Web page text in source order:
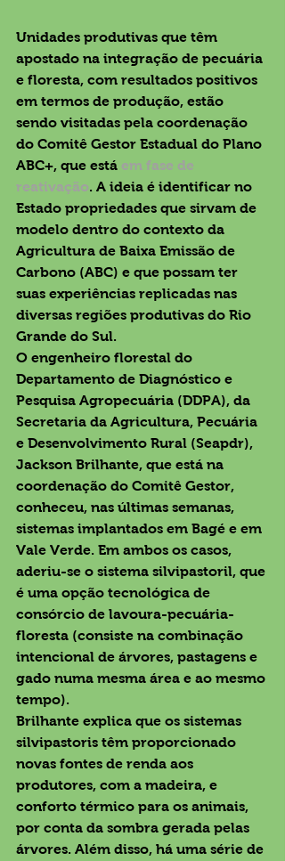
Unidades produtivas que têm
apostado na integração de pecuária
e floresta, com resultados positivos
em termos de produção, estão
sendo visitadas pela coordenação
do Comitê Gestor Estadual do Plano
ABC+, que está em fase de
reativação. A ideia é identificar no
Estado propriedades que sirvam de
modelo dentro do contexto da
Agricultura de Baixa Emissão de
Carbono (ABC) e que possam ter
suas experiências replicadas nas
diversas regiões produtivas do Rio
Grande do Sul.
O engenheiro florestal do
Departamento de Diagnóstico e
Pesquisa Agropecuária (DDPA), da
Secretaria da Agricultura, Pecuária
e Desenvolvimento Rural (Seapdr),
Jackson Brilhante, que está na
coordenação do Comitê Gestor,
conheceu, nas últimas semanas,
sistemas implantados em Bagé e em
Vale Verde. Em ambos os casos,
aderiu-se o sistema silvipastoril, que
é uma opção tecnológica de
consórcio de lavoura-pecuária-
floresta (consiste na combinação
intencional de árvores, pastagens e
gado numa mesma área e ao mesmo
tempo).
Brilhante explica que os sistemas
silvipastoris têm proporcionado
novas fontes de renda aos
produtores, com a madeira, e
conforto térmico para os animais,
por conta da sombra gerada pelas
árvores. Além disso, há uma série de